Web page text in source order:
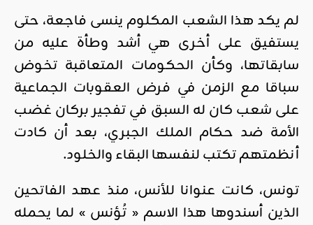
لم يكد هذا الشعب المكلوم ينسى فاجعة، حتى
يستفيق على أخرى هي أشد وطأة عليه من
سابقاتها، وكأن الحكومات المتعاقبة تخوض
سباقا مع الزمن في فرض العقوبات الجماعية
على شعب كان له السبق في تفجير بركان غضب
الأمة ضد حكام الملك الجبري، بعد أن كادت
أنظمتهم تكتب لنفسها البقاء والخلود.
تونس، كانت عنوانا للأنس، منذ عهد الفاتحين
الذين أسندوها هذا الاسم « تُؤنس » لما يحمله